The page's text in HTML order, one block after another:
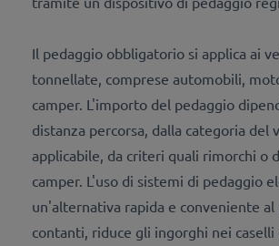
Il pedaggio obbligatorio si applica ai
tonnellate, comprese automobili,
camper. L'importo del pedaggio
distanza percorsa, dalla categoria del
applicabile, da criteri quali rimorchi o
camper. L'uso di sistemi di pedaggio
un'alternativa rapida e conveniente al
contanti, riduce gli ingorghi nei caselli